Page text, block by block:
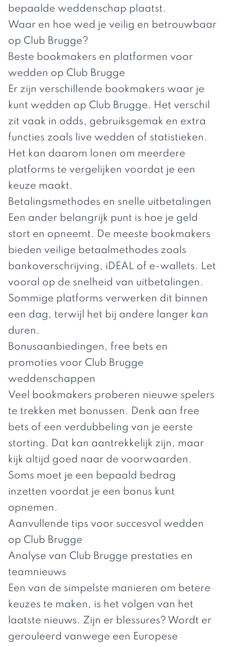
bepaalde weddenschap plaatst.
Waar en hoe wed je veilig en betrouwbaar
op Club Brugge?
Beste bookmakers en platformen voor
wedden op Club Brugge
Er zijn verschillende bookmakers waar je
kunt wedden op Club Brugge. Het verschil
zit vaak in odds, gebruiksgemak en extra
functies zoals live wedden of statistieken.
Het kan daarom lonen om meerdere
platforms te vergelijken voordat je een
keuze maakt.
Betalingsmethodes en snelle uitbetalingen
Een ander belangrijk punt is hoe je geld
stort en opneemt. De meeste bookmakers
bieden veilige betaalmethodes zoals
bankoverschrijving, iDEAL of e-wallets. Let
vooral op de snelheid van uitbetalingen.
Sommige platforms verwerken dit binnen
een dag, terwijl het bij andere langer kan
duren.
Bonusaanbiedingen, free bets en
promoties voor Club Brugge
weddenschappen
Veel bookmakers proberen nieuwe spelers
te trekken met bonussen. Denk aan free
bets of een verdubbeling van je eerste
storting. Dat kan aantrekkelijk zijn, maar
kijk altijd goed naar de voorwaarden.
Soms moet je een bepaald bedrag
inzetten voordat je een bonus kunt
opnemen.
Aanvullende tips voor succesvol wedden
op Club Brugge
Analyse van Club Brugge prestaties en
teamnieuws
Een van de simpelste manieren om betere
keuzes te maken, is het volgen van het
laatste nieuws. Zijn er blessures? Wordt er
gerouleerd vanwege een Europese